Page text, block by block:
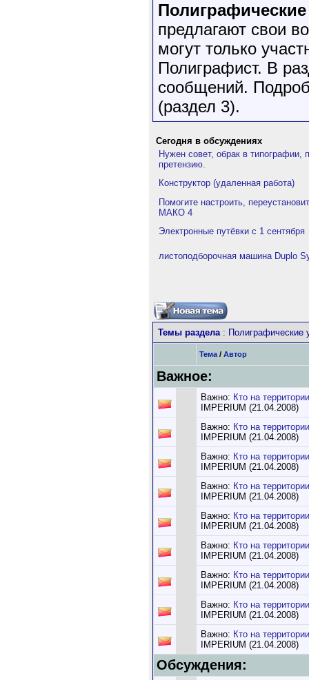
предлагают свои
могут только
Полиграфист. В
сообщений.
(раздел 3).
Сегодня в обсуждениях
Нужен совет, обрак в типографии,
претензию.
Конструктор (удаленная работа)
Помогите настроить,
МАКО 4
Электронные путёвки с 1 сентября
листоподборочная машина Duplo
Темы раздела: Полиграфические
Тема / Автор
Важное:
Важно: Кто на
IMPERIUM (21.04.2008)
Важно: Кто на
IMPERIUM (21.04.2008)
Важно: Кто на
IMPERIUM (21.04.2008)
Важно: Кто на
IMPERIUM (21.04.2008)
Важно: Кто на
IMPERIUM (21.04.2008)
Важно: Кто на
IMPERIUM (21.04.2008)
Важно: Кто на
IMPERIUM (21.04.2008)
Важно: Кто на
IMPERIUM (21.04.2008)
Важно: Кто на
IMPERIUM (21.04.2008)
Обсуждения: